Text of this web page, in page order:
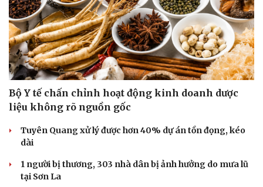
Bộ Y tế chấn chỉnh hoạt động kinh doanh dược
liệu không rõ nguồn gốc
Tuyên Quang xử lý được hơn 40% dự án tồn đọng, kéo
dài
1 người bị thương, 303 nhà dân bị ảnh hưởng do mưa lũ
tại Sơn La